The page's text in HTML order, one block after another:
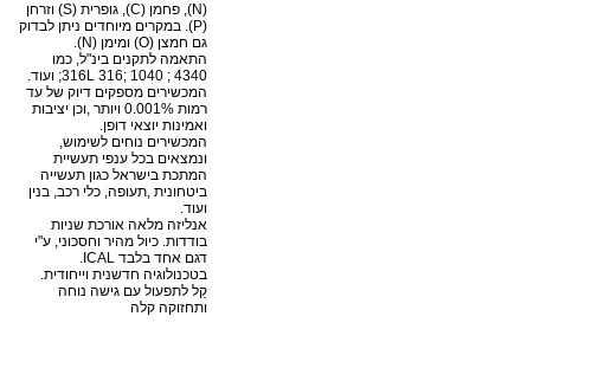
(N), פחמן (C), גופרית (S) וזרחן
(P). במקרים מיוחדים ניתן לבדוק
גם חמצן (O) ומימן (N).
התאמה לתקנים בינ"ל, כמו
4340 ; 1040 ;316 316L; ועוד.
המכשירים מספקים דיוק של עד
רמות 0.001% ויותר ,וכן יציבות
ואמינות יוצאי דופן.
המכשירים נוחים לשימוש,
ונמצאים בכל ענפי תעשיית
המתכת בישראל כגון תעשייה
ביטחונית ,תעופה, כלי רכב, בנין
ועוד.
אנליזה מלאה אורכת שניות
בודדות. כיול מהיר וחסכוני, ע"י
דגם אחד בלבד ICAL.
בטכנולוגיה חדשנית וייחודית.
קַל לתפעול עם גישה נוחה
ותחזוקה קלה